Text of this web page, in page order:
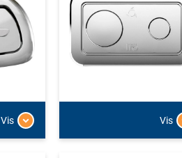
Vis Vis